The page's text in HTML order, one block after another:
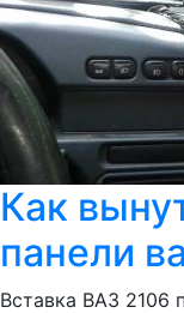
Как
панели
Вставка ВАЗ 2106